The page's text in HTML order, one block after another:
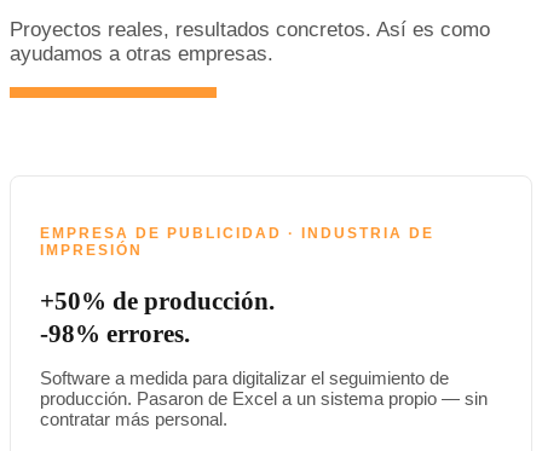
Proyectos reales, resultados concretos. Así es como
ayudamos a otras empresas.
EMPRESA DE PUBLICIDAD · INDUSTRIA DE
IMPRESIÓN
+50% de producción.
-98% errores.
Software a medida para digitalizar el seguimiento de
producción. Pasaron de Excel a un sistema propio — sin
contratar más personal.